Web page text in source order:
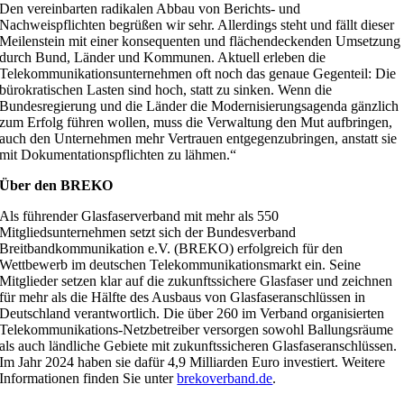
Den vereinbarten radikalen Abbau von Berichts- und
Nachweispflichten begrüßen wir sehr. Allerdings steht und fällt dieser
Meilenstein mit einer konsequenten und flächendeckenden Umsetzung
durch Bund, Länder und Kommunen. Aktuell erleben die
Telekommunikationsunternehmen oft noch das genaue Gegenteil: Die
bürokratischen Lasten sind hoch, statt zu sinken. Wenn die
Bundesregierung und die Länder die Modernisierungsagenda gänzlich
zum Erfolg führen wollen, muss die Verwaltung den Mut aufbringen,
auch den Unternehmen mehr Vertrauen entgegenzubringen, anstatt sie
mit Dokumentationspflichten zu lähmen.“
Über den BREKO
Als führender Glasfaserverband mit mehr als 550
Mitgliedsunternehmen setzt sich der Bundesverband
Breitbandkommunikation e.V. (BREKO) erfolgreich für den
Wettbewerb im deutschen Telekommunikationsmarkt ein. Seine
Mitglieder setzen klar auf die zukunftssichere Glasfaser und zeichnen
für mehr als die Hälfte des Ausbaus von Glasfaseranschlüssen in
Deutschland verantwortlich. Die über 260 im Verband organisierten
Telekommunikations-Netzbetreiber versorgen sowohl Ballungsräume
als auch ländliche Gebiete mit zukunftssicheren Glasfaseranschlüssen.
Im Jahr 2024 haben sie dafür 4,9 Milliarden Euro investiert. Weitere
Informationen finden Sie unterbrekoverband.de.